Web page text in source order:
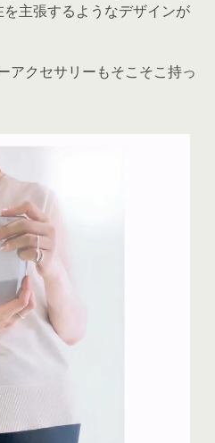
主張するようなデザインが
アクセサリーもそこそこ持っ